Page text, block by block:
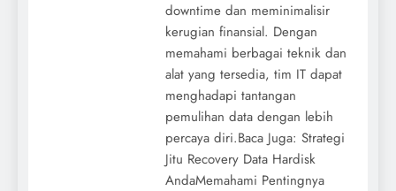
downtime dan meminimalisir
kerugian finansial. Dengan
memahami berbagai teknik dan
alat yang tersedia, tim IT dapat
menghadapi tantangan
pemulihan data dengan lebih
percaya diri.Baca Juga: Strategi
Jitu Recovery Data Hardisk
AndaMemahami Pentingnya